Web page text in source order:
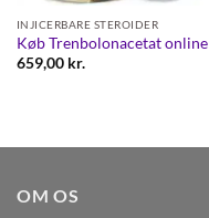
INJICERBARE STEROIDER
Køb Trenbolonacetat online
659,00 kr.
OM OS